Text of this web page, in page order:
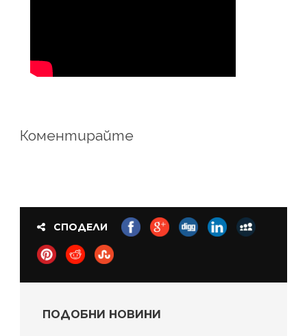
Коментирайте
СПОДЕЛИ
ПОДОБНИ НОВИНИ